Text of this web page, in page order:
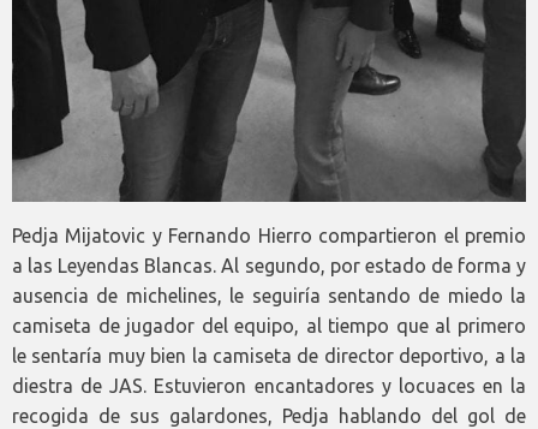
Pedja Mijatovic y Fernando Hierro compartieron el premio
a las Leyendas Blancas. Al segundo, por estado de forma y
ausencia de michelines, le seguiría sentando de miedo la
camiseta de jugador del equipo, al tiempo que al primero
le sentaría muy bien la camiseta de director deportivo, a la
diestra de JAS. Estuvieron encantadores y locuaces en la
recogida de sus galardones, Pedja hablando del gol de